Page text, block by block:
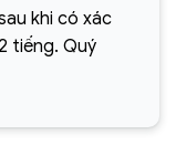
khi có xác
tiếng. Quý